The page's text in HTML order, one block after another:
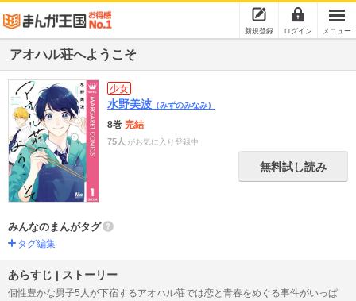
新規登録 ログイン メニュー
アオハル荘へようこそ
少女
水野美波 （みずのみなみ）
8巻 完結
75人 がお気に入り登録中
無料試し読み
みんなのまんがタグ
タグ編集
あらすじ | ストーリー
個性豊かな男子5人が下宿するアオハル荘では恋と青春をめぐる事件がいっぱ